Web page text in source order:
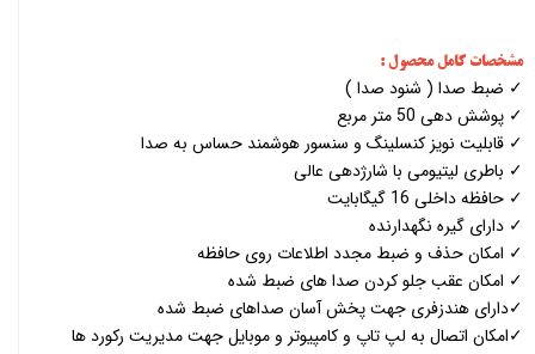
مشخصات کامل محصول :
✓ ضبط صدا ( شنود صدا )
✓ پوشش دهی 50 متر مربع
✓ قابلیت نویز کنسلینگ و سنسور هوشمند حساس به صدا
✓ باطری لیتیومی با شارژدهی عالی
✓ حافظه داخلی 16 گیگابایت
✓ دارای گیره نگهدارنده
✓ امکان حذف و ضبط مجدد اطلاعات روی حافظه
✓ امکان عقب جلو کردن صدا های ضبط شده
✓دارای هندزفری جهت پخش آسان صداهای ضبط شده
✓امکان اتصال به لپ تاپ و کامپیوتر و موبایل جهت مدیریت رکورد ها